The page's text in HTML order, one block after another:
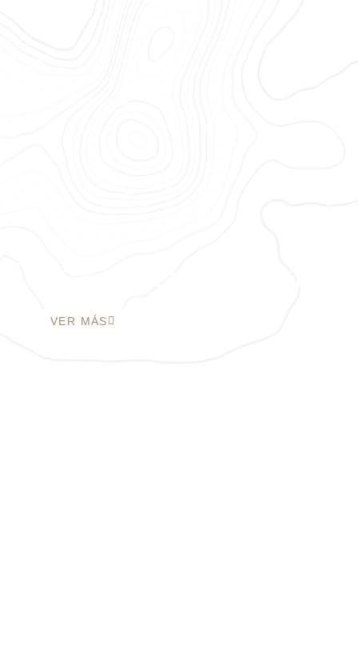
VER MÁS